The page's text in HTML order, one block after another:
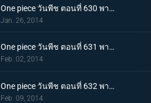
One piece วันพีช ตอนที่ 630 พากย์ไทย ออกผจญภัย! ประเทศแห่งความรัก และ ความรู้สึกแรงกล้า เดรสโรซ่า
Jan. 26, 2014
One piece วันพีช ตอนที่ 631 พากย์ไทย ความบ้าระห่ำที่คอร์ริด้า โคลอสเซียม
Feb. 02, 2014
One piece วันพีช ตอนที่ 632 พากย์ไทย รักสุดอันตราย สาวนักเต้นไวโอเล็ต
Feb. 09, 2014